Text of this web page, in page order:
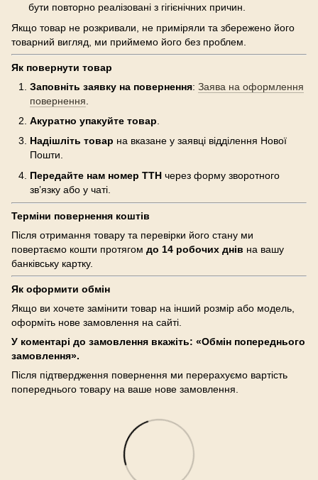
бути повторно реалізовані з гігієнічних причин.
Якщо товар не розкривали, не приміряли та збережено його
товарний вигляд, ми приймемо його без проблем.
Як повернути товар
Заповніть заявку на повернення: Заява на оформлення
повернення
Акуратно упакуйте товар
Надішліть товар на вказане у заявці відділення Нової
Пошти.
Передайте нам номер ТТН через форму зворотного
зв’язку або у чаті.
Терміни повернення коштів
Після отримання товару та перевірки його стану ми
повертаємо кошти протягом до 14 робочих днів на вашу
банківську картку.
Як оформити обмін
Якщо ви хочете замінити товар на інший розмір або модель,
оформіть нове замовлення на сайті.
У коментарі до замовлення вкажіть: «Обмін попереднього
замовлення».
Після підтвердження повернення ми перерахуємо вартість
попереднього товару на ваше нове замовлення.